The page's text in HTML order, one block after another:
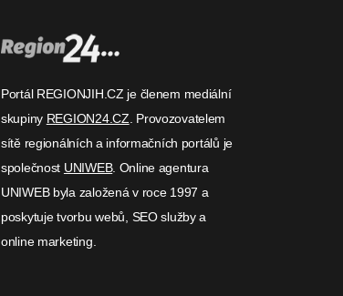
Portál REGIONJIH.CZ je členem mediální
skupiny REGION24.CZ . Provozovatelem
sítě regionálních a informačních portálů je
společnost UNIWEB. Online agentura
UNIWEB byla založená v roce 1997 a
poskytuje tvorbu webů, SEO služby a
online marketing.